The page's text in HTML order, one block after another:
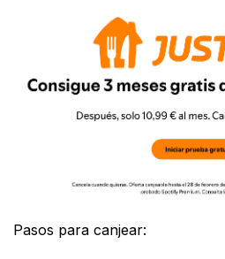
Pasos para canjear: